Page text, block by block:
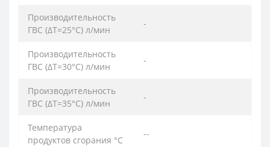
Производительность
ГВС (ΔT=25°C) л/мин
-
Производительность
ГВС (ΔT=30°C) л/мин
-
Производительность
ГВС (ΔT=35°C) л/мин
-
Температура
продуктов сгорания °C
--